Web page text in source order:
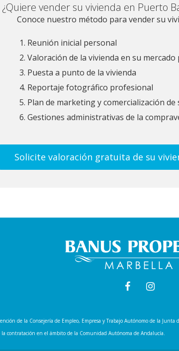
¿Quiere vender su vivienda en Puerto
Conoce nuestro método para vender su
Reunión inicial personal
Valoración de la vivienda en su
Puesta a punto de la vivienda
Reportaje fotográfico profesional
Plan de marketing y comercialización de
Gestiones administrativas de la
Solicite valoración gratuita de su
de la Consejería de Empleo, Empresa y Trabajo Autónomo de la
contratación en el ámbito de la Comunidad Autónoma de Andalucía.